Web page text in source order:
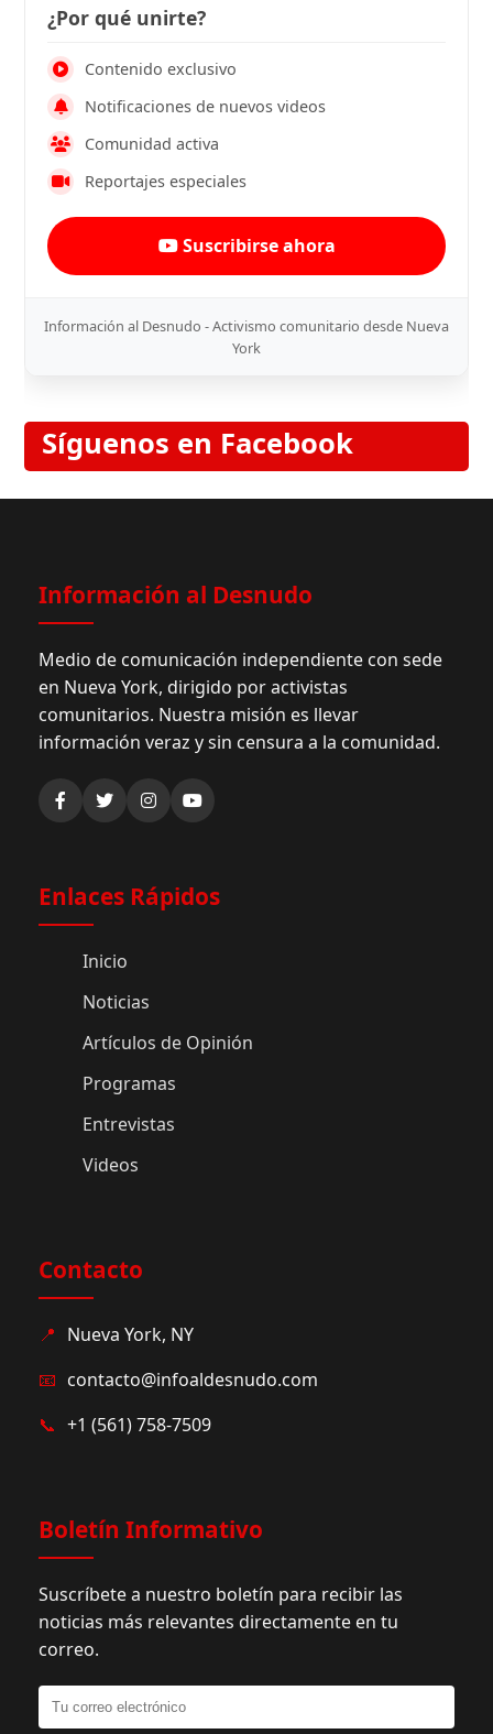
¿Por qué unirte?
Contenido exclusivo
Notificaciones de nuevos videos
Comunidad activa
Reportajes especiales
Suscribirse ahora
Información al Desnudo - Activismo comunitario desde Nueva
York
Síguenos en Facebook
Información al Desnudo
Medio de comunicación independiente con sede
en Nueva York, dirigido por activistas
comunitarios. Nuestra misión es llevar
información veraz y sin censura a la comunidad.
Enlaces Rápidos
Inicio
Noticias
Artículos de Opinión
Programas
Entrevistas
Videos
Contacto
📍 Nueva York, NY
📧 contacto@infoaldesnudo.com
📞 +1 (561) 758-7509
Boletín Informativo
Suscríbete a nuestro boletín para recibir las
noticias más relevantes directamente en tu
correo.